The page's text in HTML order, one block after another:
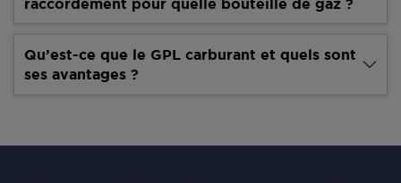
Qu’est-ce que le GPL carburant et quels sont
ses avantages ?